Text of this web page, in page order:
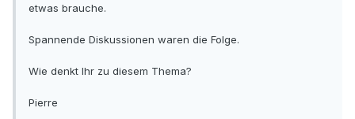
etwas brauche.
Spannende Diskussionen waren die Folge.
Wie denkt Ihr zu diesem Thema?
Pierre